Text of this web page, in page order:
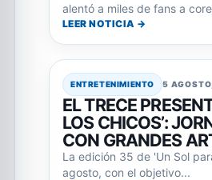
alentó a miles de fans a
LEER NOTICIA →
ENTRETENIMIENTO 5
EL TRECE
LOS CHICOS’:
CON GRANDES
La edición 35 de 'Un Sol
agosto, con el objetivo...